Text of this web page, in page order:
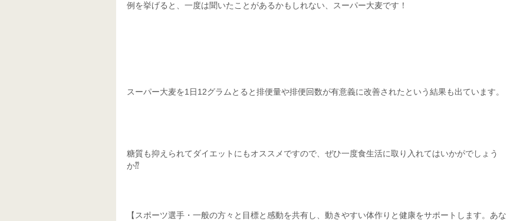
例を挙げると、一度は聞いたことがあるかもしれない、スーパー大麦です！
スーパー大麦を1日12グラムとると排便量や排便回数が有意義に改善されたという結果も出ています。
糖質も抑えられてダイエットにもオススメですので、ぜひ一度食生活に取り入れてはいかがでしょう
か⁇
【スポーツ選手・一般の方々と目標と感動を共有し、動きやすい体作りと健康をサポートします。あな